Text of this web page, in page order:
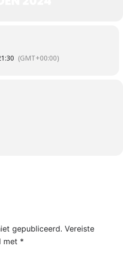
(GMT+00:00)
gepubliceerd. Vereiste
met *